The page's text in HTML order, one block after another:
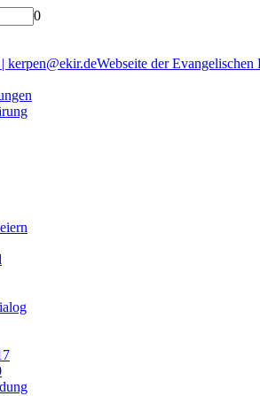
0
kerpen@ekir.deWebseite der